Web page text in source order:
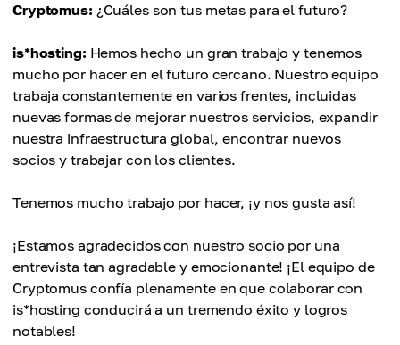
Cryptomus: ¿Cuáles son tus metas para el futuro?
is*hosting: Hemos hecho un gran trabajo y tenemos
mucho por hacer en el futuro cercano. Nuestro equipo
trabaja constantemente en varios frentes, incluidas
nuevas formas de mejorar nuestros servicios, expandir
nuestra infraestructura global, encontrar nuevos
socios y trabajar con los clientes.
Tenemos mucho trabajo por hacer, ¡y nos gusta así!
¡Estamos agradecidos con nuestro socio por una
entrevista tan agradable y emocionante! ¡El equipo de
Cryptomus confía plenamente en que colaborar con
is*hosting conducirá a un tremendo éxito y logros
notables!